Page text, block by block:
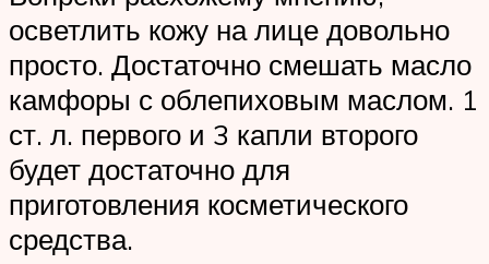
осветлить кожу на лице довольно
просто. Достаточно смешать масло
камфоры с облепиховым маслом. 1
ст. л. первого и 3 капли второго
будет достаточно для
приготовления косметического
средства.